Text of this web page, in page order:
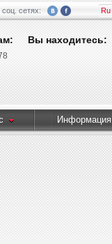
сетях: Ru
Вы находитесь:
Информация